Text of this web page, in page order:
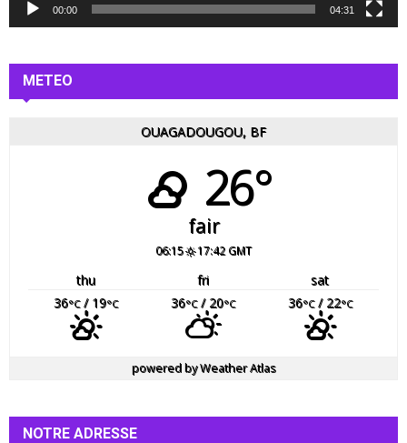
o
00:00 04:31
METEO
OUAGADOUGOU, BF
26°
fair
06:15 17:42 GMT
thu fri
sat
36°C/ 19°C 36°C/ 20°C 36°C/ 22°C
powered byWeather Atlas
NOTRE ADRESSE